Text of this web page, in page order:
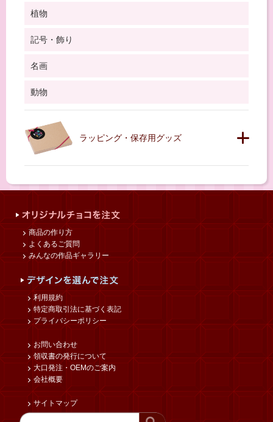
植物
記号・飾り
名画
動物
ラッピング・保存用グッズ
商品の作り方
よくあるご質問
みんなの作品ギャラリー
利用規約
特定商取引法に基づく表記
プライバシーポリシー
お問い合わせ
領収書の発行について
大口発注・OEMのご案内
会社概要
サイトマップ